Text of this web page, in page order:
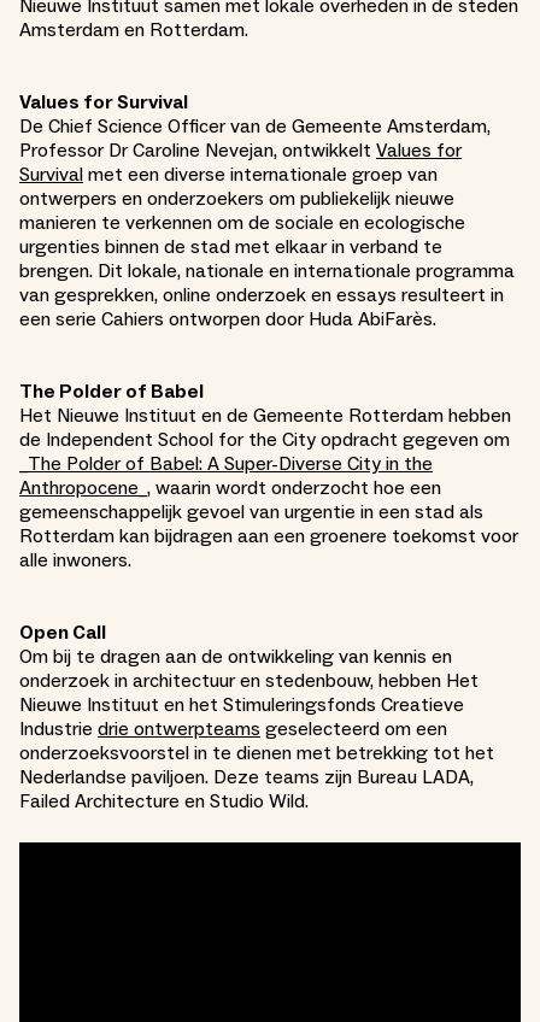
Nieuwe Instituut samen met lokale overheden in de steden
Amsterdam en Rotterdam.
Values for Survival
De Chief Science Officer van de Gemeente Amsterdam,
Professor Dr Caroline Nevejan, ontwikkelt Values for
Survival met een diverse internationale groep van
ontwerpers en onderzoekers om publiekelijk nieuwe
manieren te verkennen om de sociale en ecologische
urgenties binnen de stad met elkaar in verband te
brengen. Dit lokale, nationale en internationale programma
van gesprekken, online onderzoek en essays resulteert in
een serie Cahiers ontworpen door Huda AbiFarès.
The Polder of Babel
Het Nieuwe Instituut en de Gemeente Rotterdam hebben
de Independent School for the City opdracht gegeven om
The Polder of Babel: A Super-Diverse City in the
Anthropocene_ , waarin wordt onderzocht hoe een
gemeenschappelijk gevoel van urgentie in een stad als
Rotterdam kan bijdragen aan een groenere toekomst voor
alle inwoners.
Open Call
Om bij te dragen aan de ontwikkeling van kennis en
onderzoek in architectuur en stedenbouw, hebben Het
Nieuwe Instituut en het Stimuleringsfonds Creatieve
Industrie drie ontwerpteams geselecteerd om een
onderzoeksvoorstel in te dienen met betrekking tot het
Nederlandse paviljoen. Deze teams zijn Bureau LADA,
Failed Architecture en Studio Wild.